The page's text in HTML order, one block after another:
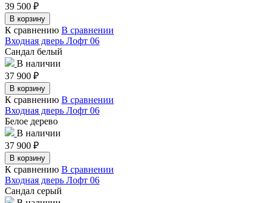
39 500 ₽
В корзину
К сравнению В сравнении
Входная дверь Лофт 06
Сандал белый
В наличии
37 900 ₽
В корзину
К сравнению В сравнении
Входная дверь Лофт 06
Белое дерево
В наличии
37 900 ₽
В корзину
К сравнению В сравнении
Входная дверь Лофт 06
Сандал серый